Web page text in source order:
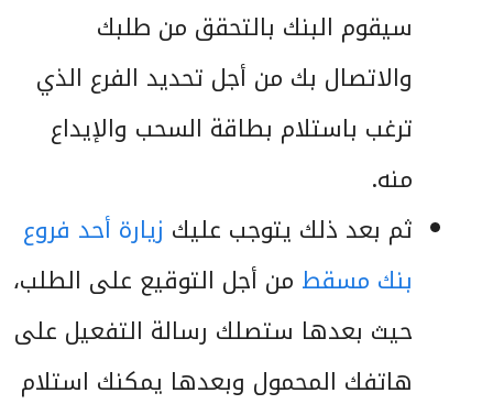
سيقوم البنك بالتحقق من طلبك
والاتصال بك من أجل تحديد الفرع الذي
ترغب باستلام بطاقة السحب والإيداع
منه.
ثم بعد ذلك يتوجب عليك زيارة أحد فروع
بنك مسقط من أجل التوقيع على الطلب،
حيث بعدها ستصلك رسالة التفعيل على
هاتفك المحمول وبعدها يمكنك استلام